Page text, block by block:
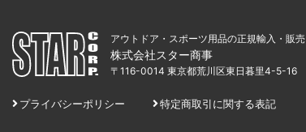
アウトドア・スポーツ用品の正規輸入・販売
株式会社スター商事
〒116-0014 東京都荒川区東日暮里4-5-16
プライバシーポリシー 特定商取引に関する表記